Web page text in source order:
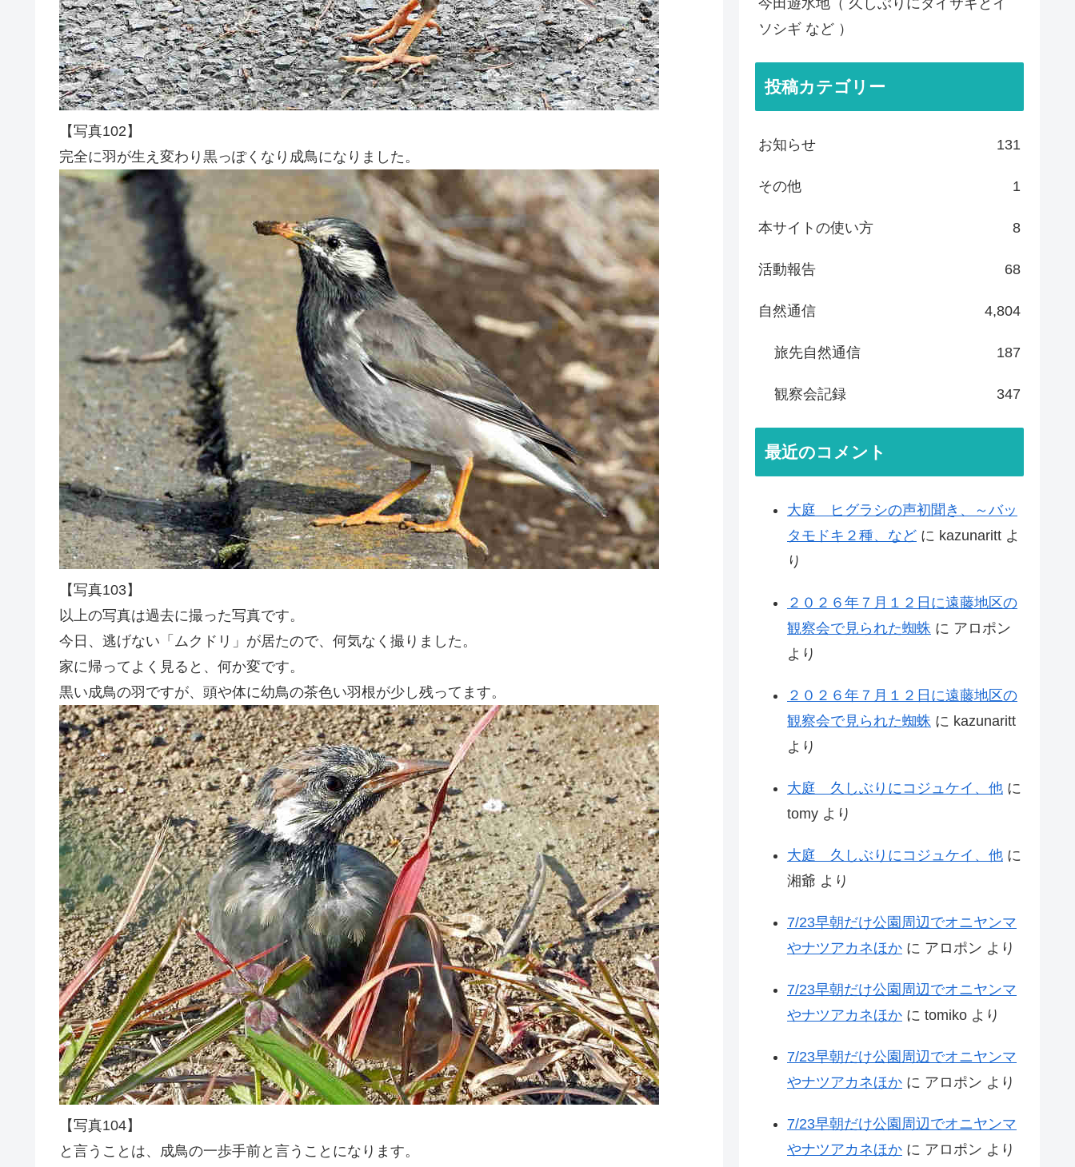
【写真102】
完全に羽が生え変わり黒っぽくなり成鳥になりました。
【写真103】
以上の写真は過去に撮った写真です。
今日、逃げない「ムクドリ」が居たので、何気なく撮りました。
家に帰ってよく見ると、何か変です。
黒い成鳥の羽ですが、頭や体に幼鳥の茶色い羽根が少し残ってます。
【写真104】
と言うことは、成鳥の一歩手前と言うことになります。
ソシギ など ）
投稿カテゴリー
お知らせ 131
その他 1
本サイトの使い方 8
活動報告 68
自然通信 4,804
旅先自然通信 187
観察会記録 347
最近のコメント
大庭 ヒグラシの声初聞き、～バッ
タモドキ２種、など に kazunaritt よ
り
２０２６年７月１２日に遠藤地区の
観察会で見られた蜘蛛 に アロポン
より
２０２６年７月１２日に遠藤地区の
観察会で見られた蜘蛛 に kazunaritt
より
大庭 久しぶりにコジュケイ、他 に
tomy より
大庭 久しぶりにコジュケイ、他 に
湘爺 より
7/23早朝だけ公園周辺でオニヤンマ
やナツアカネほか に アロポン より
7/23早朝だけ公園周辺でオニヤンマ
やナツアカネほか に tomiko より
7/23早朝だけ公園周辺でオニヤンマ
やナツアカネほか に アロポン より
7/23早朝だけ公園周辺でオニヤンマ
やナツアカネほか に アロポン より